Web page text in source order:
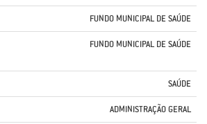
FUNDO MUNICIPAL DE SAÚDE
FUNDO MUNICIPAL DE SAÚDE
SAÚDE
ADMINISTRAÇÃO GERAL